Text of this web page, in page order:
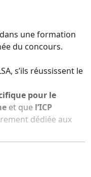
collectif et
Licence de
au Master
une formation
du concours.
s’ils réussissent le
pour le
et que l’ICP
dédiée aux